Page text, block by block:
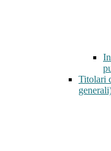
Titolari